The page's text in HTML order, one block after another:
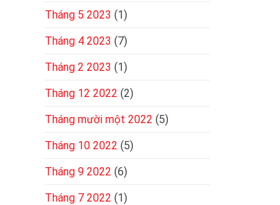
Tháng 5 2023 (1)
Tháng 4 2023 (7)
Tháng 2 2023 (1)
Tháng 12 2022 (2)
Tháng mười một 2022 (5)
Tháng 10 2022 (5)
Tháng 9 2022 (6)
Tháng 7 2022 (1)